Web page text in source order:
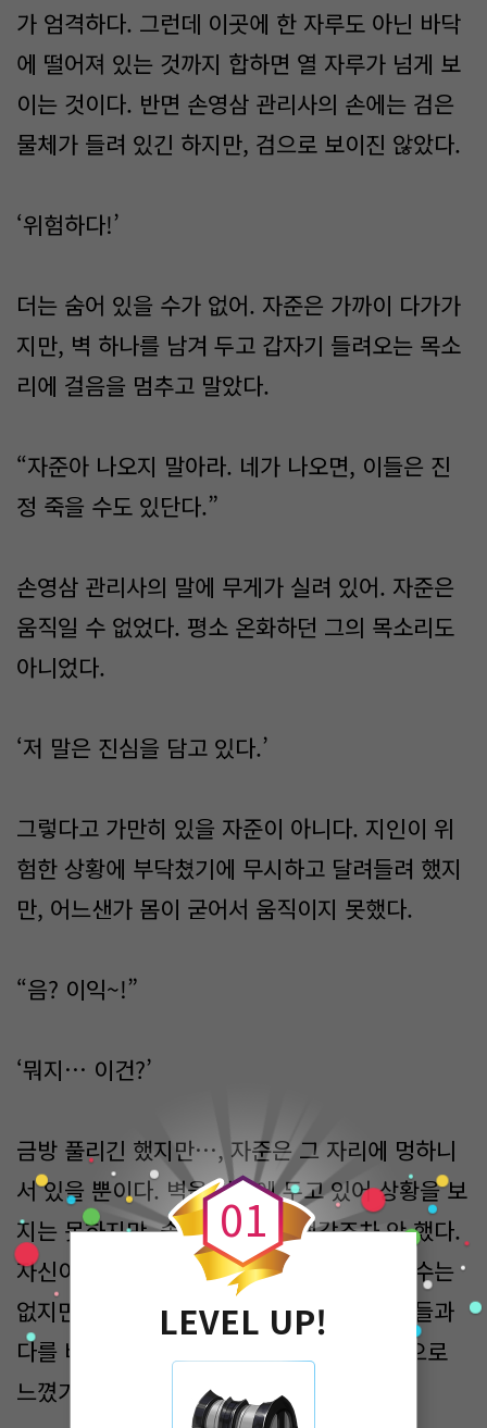
가 엄격하다. 그런데 이곳에 한 자루도 아닌 바닥
에 떨어져 있는 것까지 합하면 열 자루가 넘게 보
이는 것이다. 반면 손영삼 관리사의 손에는 검은
물체가 들려 있긴 하지만, 검으로 보이진 않았다.
‘위험하다!’
더는 숨어 있을 수가 없어. 자준은 가까이 다가가
지만, 벽 하나를 남겨 두고 갑자기 들려오는 목소
리에 걸음을 멈추고 말았다.
“자준아 나오지 말아라. 네가 나오면, 이들은 진
정 죽을 수도 있단다.”
손영삼 관리사의 말에 무게가 실려 있어. 자준은
움직일 수 없었다. 평소 온화하던 그의 목소리도
아니었다.
‘저 말은 진심을 담고 있다.’
그렇다고 가만히 있을 자준이 아니다. 지인이 위
험한 상황에 부닥쳤기에 무시하고 달려들려 했지
만, 어느샌가 몸이 굳어서 움직이지 못했다.
“음? 이익~!”
‘뭐지… 이건?’
금방 풀리긴 했지만…, 자준은 그 자리에 멍하니
서 있을 뿐이다. 벽을 사이에 두고 있어 상황을 보
지는 못하지만, 솔직히 바라볼 생각조차 안 했다.
자신이 이들의 모습을 보게 된다면, 설명할 수는
없지만 정말 저들이 죽게 되고 자신 또한 저들과
다를 바 없는 모습이 되리라는 것을 직감적으로
느꼈기 때문이다.
0
0
1
LEVEL UP!